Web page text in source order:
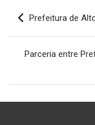
Navegação
de
Post
Prefeitura de
Parceria entre